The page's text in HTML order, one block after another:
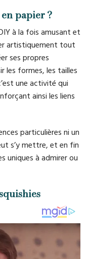
papier ?
à la fois amusant et
artistiquement tout
ses propres
les formes, les tailles
une activité qui
ainsi les liens
particulières ni un
s’y mettre, et en fin
uniques à admirer ou